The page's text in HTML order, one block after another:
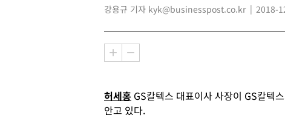
강용규 기자 kyk@businesspost.co.kr 2018-
허세홍 GS칼텍스 대표이사 사장이 GS칼텍
안고 있다.